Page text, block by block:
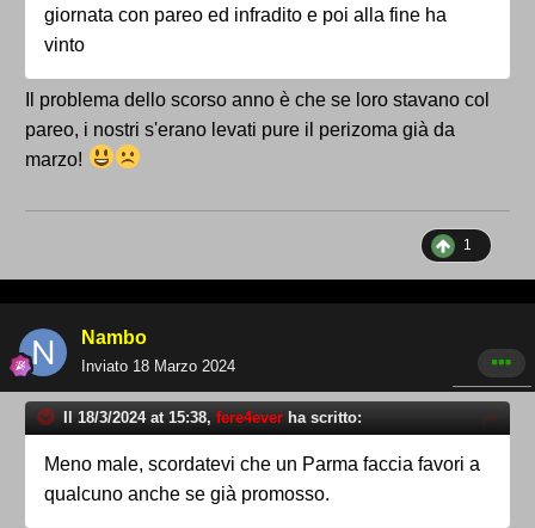
giornata con pareo ed infradito e poi alla fine ha
vinto
Il problema dello scorso anno è che se loro stavano col
pareo, i nostri s'erano levati pure il perizoma già da
marzo!
1
Nambo
Inviato 18 Marzo 2024
Il 18/3/2024 at 15:38, fere4ever ha scritto:
Meno male, scordatevi che un Parma faccia favori a
qualcuno anche se già promosso.